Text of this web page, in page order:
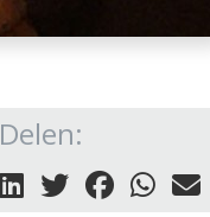
Delen: